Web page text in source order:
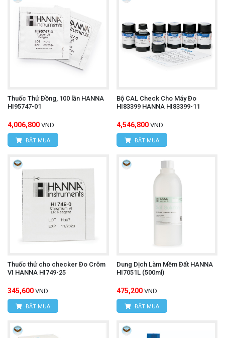
Thuốc Thử Đồng, 100 lần HANNA
HI95747-01
4,006,800 VND
ĐẶT MUA
Bộ CAL Check Cho Máy Đo
HI83399 HANNA HI83399-11
4,546,800 VND
ĐẶT MUA
Thuốc thử cho checker Đo Crôm
VI HANNA HI749-25
345,600 VND
ĐẶT MUA
Dung Dịch Làm Mềm Đất HANNA
HI7051L (500ml)
475,200 VND
ĐẶT MUA